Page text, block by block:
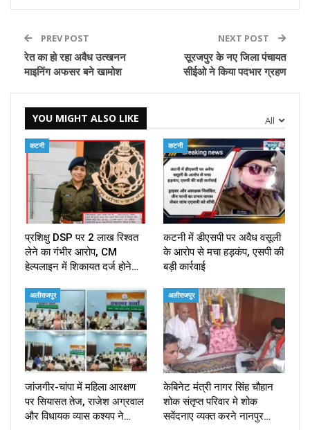
PREV POST
रेत का हो रहा अवैध उत्खनन
माइनिंग अफसर बने खामोश
NEXT POST
सूरजपुर के नए जिला पंचायत
सीईओ ने किया पदभार ग्रहण
All
YOU MIGHT ALSO LIKE
कटनी
प्रशिक्षु DSP पर ₹2 लाख रिश्वत
लेने का गंभीर आरोप, CM
हेल्पलाइन में शिकायत दर्ज होने…
कटनी
कटनी में डीएसपी पर अवैध वसूली
के आरोप से मचा हड़कंप, एसपी की
बड़ी कार्रवाई
अलीराजपुर
जांजगीर-चांपा में महिला आरक्षण
पर सियासत तेज, राजेश अग्रवाल
और विधायक व्यास कश्यप ने…
अलीराजपुर
केबिनेट मंत्री नागर सिंह चौहान
शोक संतृप्त परिवार मे शोक
सवेंदनाए व्यक्त करने नानपुर…